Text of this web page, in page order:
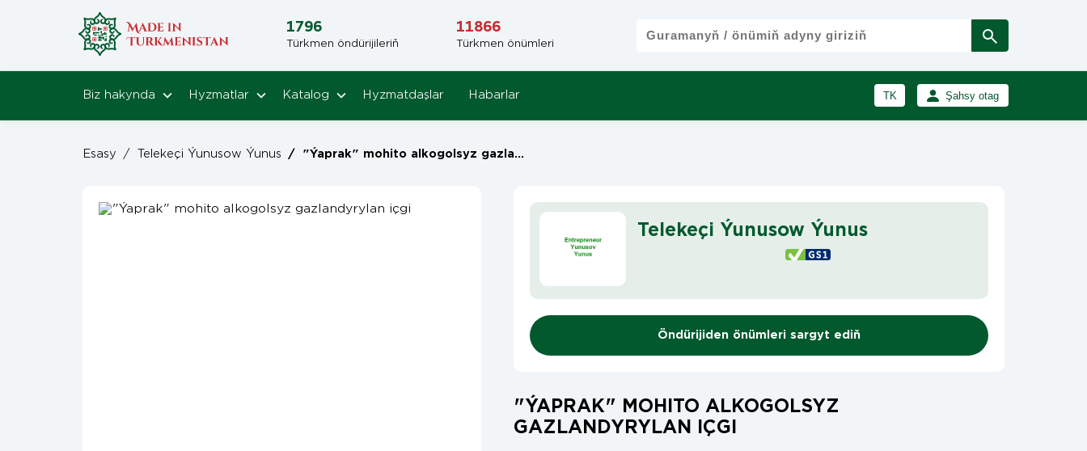
1796
Türkmen öndürijileriň
11866
Türkmen önümleri
Biz hakynda Hyzmatlar Katalog Hyzmatdaşlar Habarlar TK
RU
Şahsy otag
Esasy / Telekeçi Ýunusow Ýunus / "Ýaprak" mohito alkogolsyz gazlandyrylan içgi
Telekeçi Ýunusow Ýunus
Öndürijiden önümleri sargyt ediň
"ÝAPRAK" MOHITO ALKOGOLSYZ
GAZLANDYRYLAN IÇGI